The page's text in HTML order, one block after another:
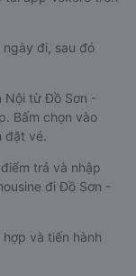
ngày đi, sau đó
Nội từ Đồ Sơn -
Bấm chọn vào
đặt vé.
trả và nhập
đi Đồ Sơn -
và tiến hành